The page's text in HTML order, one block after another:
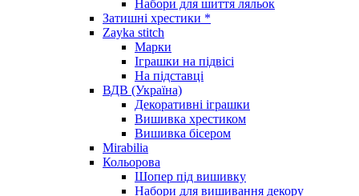
Набори для шиття ляльок
Затишні хрестики *
Zayka stitch
Марки
Іграшки на підвісі
На підставці
ВДВ (Україна)
Декоративні іграшки
Вишивка хрестиком
Вишивка бісером
Mirabilia
Кольорова
Шопер під вишивку
Набори для вишивання декору